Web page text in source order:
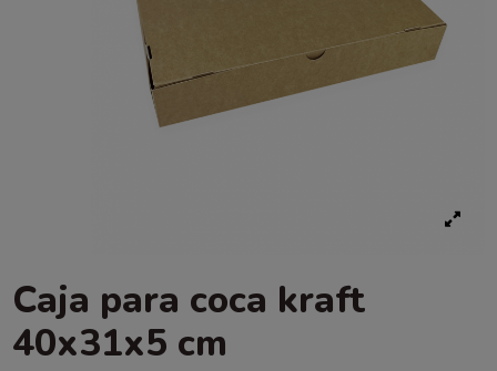
Caja para coca kraft
40x31x5 cm